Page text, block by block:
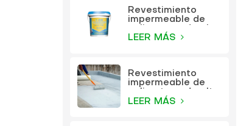
Revestimiento
impermeable de
elasticidad
LEER MÁS
Revestimiento
impermeable de
elasticidad
LEER MÁS